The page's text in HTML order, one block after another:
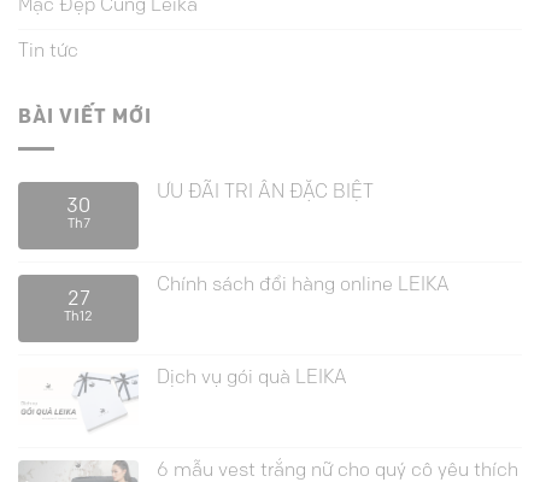
Mặc Đẹp Cùng Leika
Tin tức
BÀI VIẾT MỚI
30
Th7
ƯU ĐÃI TRI ÂN ĐẶC BIỆT
27
Th12
Chính sách đổi hàng online LEIKA
Dịch vụ gói quà LEIKA
6 mẫu vest trắng nữ cho quý cô yêu thích